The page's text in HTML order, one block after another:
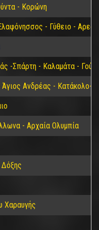
- Κορώνη
- Γύθειο -
-Σπάρτη - Καλαμάτα -
Ανδρέας - Κατάκολο-
- Αρχαία Ολυμπία
Δόξης
Χαραυγής